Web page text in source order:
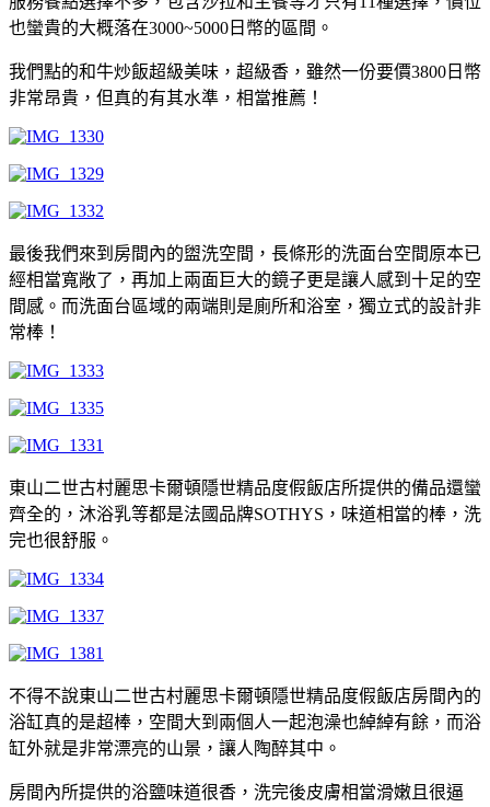
也蠻貴的大概落在3000~5000日幣的區間。
我們點的和牛炒飯超級美味，超級香，雖然一份要價3800日幣
非常昂貴，但真的有其水準，相當推薦！
最後我們來到房間內的盥洗空間，長條形的洗面台空間原本已
經相當寬敞了，再加上兩面巨大的鏡子更是讓人感到十足的空
間感。而洗面台區域的兩端則是廁所和浴室，獨立式的設計非
常棒！
東山二世古村麗思卡爾頓隱世精品度假飯店所提供的備品還蠻
齊全的，沐浴乳等都是法國品牌SOTHYS，味道相當的棒，洗
完也很舒服。
不得不說東山二世古村麗思卡爾頓隱世精品度假飯店房間內的
浴缸真的是超棒，空間大到兩個人一起泡澡也綽綽有餘，而浴
缸外就是非常漂亮的山景，讓人陶醉其中。
房間內所提供的浴鹽味道很香，洗完後皮膚相當滑嫩且很逼